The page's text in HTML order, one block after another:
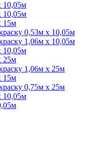
10,05м
10,05м
15м
0,53м x 10,05м
1,06м х 10,05м
10,05м
25м
1,06м x 25м
15м
0,75м x 25м
10,05м